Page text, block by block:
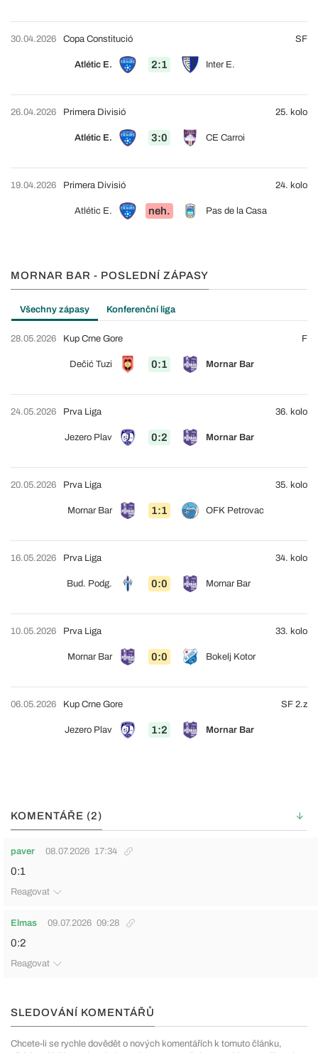
30.04.2026
Atlétic E. 2:1 Inter E.
Copa Constitució SF
26.04.2026
Atlétic E. 3:0 CE Carroi
Primera Divisió 25. kolo
19.04.2026
Atlétic E. neh. Pas de la Casa
Primera Divisió 24. kolo
MORNAR BAR - POSLEDNÍ ZÁPASY
Všechny zápasy Konferenční liga
28.05.2026
Dečić Tuzi 0:1 Mornar Bar
Kup Crne Gore F
24.05.2026
Jezero Plav 0:2 Mornar Bar
Prva Liga 36. kolo
20.05.2026
Mornar Bar 1:1 OFK Petrovac
Prva Liga 35. kolo
16.05.2026
Bud. Podg. 0:0 Mornar Bar
Prva Liga 34. kolo
10.05.2026
Mornar Bar 0:0 Bokelj Kotor
Prva Liga 33. kolo
06.05.2026
Jezero Plav 1:2 Mornar Bar
Kup Crne Gore SF 2.z
KOMENTÁŘE (2)
paver 08.07.2026 17:34
0:1
Reagovat
Elmas 09.07.2026 09:28
0:2
Reagovat
SLEDOVÁNÍ KOMENTÁŘŮ
Chcete-li se rychle dovědět o nových komentářích k tomuto článku,